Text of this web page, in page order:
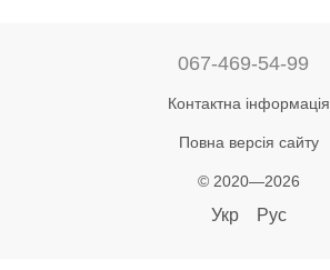
067-469-54-99
Контактна інформація
Повна версія сайту
© 2020—2026
Укр Рус